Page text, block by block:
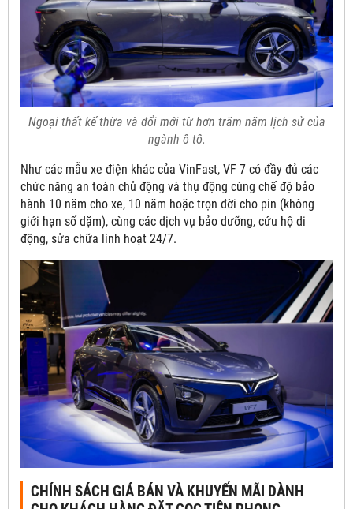
Ngoại thất kế thừa và đổi mới từ hơn trăm năm lịch sử của
ngành ô tô.
Như các mẫu xe điện khác của VinFast, VF 7 có đầy đủ các
chức năng an toàn chủ động và thụ động cùng chế độ bảo
hành 10 năm cho xe, 10 năm hoặc trọn đời cho pin (không
giới hạn số dặm), cùng các dịch vụ bảo dưỡng, cứu hộ di
động, sửa chữa linh hoạt 24/7.
CHÍNH SÁCH GIÁ BÁN VÀ KHUYẾN MÃI DÀNH